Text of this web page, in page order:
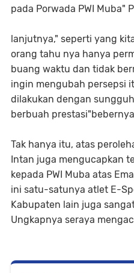
pada Porwada PWI Muba"
lanjutnya," seperti yang
orang tahu nya hanya
buang waktu dan tidak
ingin mengubah persepsi
dilakukan dengan
berbuah
Tak hanya itu, atas
Intan juga mengucapkan
kepada PWI Muba atas
ini satu-satunya atlet E-
Kabupaten lain juga
Ungkapnya seraya